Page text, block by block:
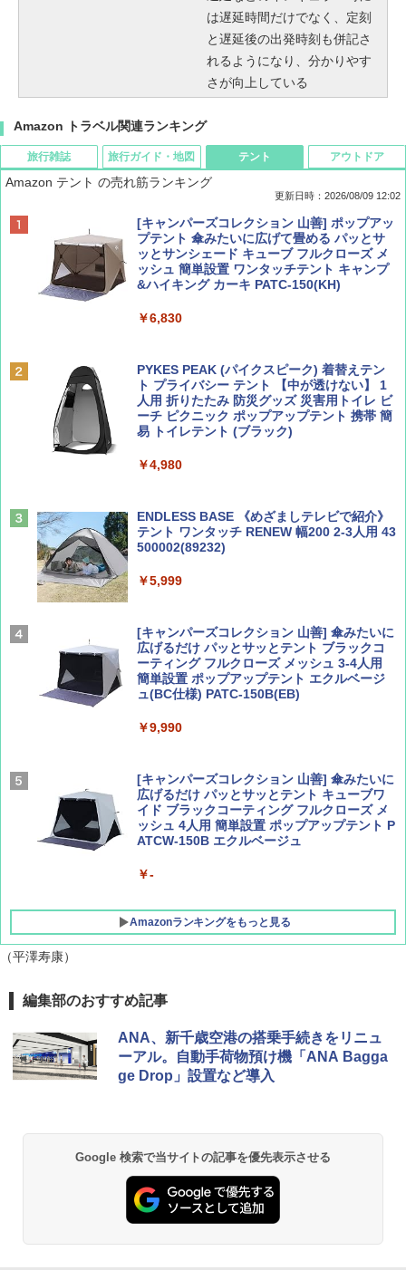
は遅延時間だけでなく、定刻
と遅延後の出発時刻も併記さ
れるようになり、分かりやす
さが向上している
Amazon トラベル関連ランキング
旅行雑誌
BE-PAL(ビ-パル) 2026年 9 月号【特別付録:
SOTO ミニマル"旅"財布 ランダム2種】
￥1,500
￥713
AIRLINE（エアライン）2026年9月号【特
集】ボーイング110周年を祝して！
￥1,760
旅行ガイド・地図
地球の歩き方 スター・ウォーズ
￥2,695
￥2,079
球の歩き方A ヨーロッパ
ァキア 2026～2027 地球の歩き方A ヨーロッ
￥2,277
新しい日本地理 地図・統計・移動から読み
解く (講談社現代新書)
￥1,540
テント
Amazon テント の売れ筋ランキング
更新日時：2026/08/09 12:02
[キャンパーズコレクション 山善] ポップアッ
プテント 傘みたいに広げて畳める パッとサ
ッとサンシェード キューブ フルクローズ メ
ッシュ 簡単設置 ワンタッチテント キャンプ
&ハイキング カーキ PATC-150(KH)
￥6,830
PYKES PEAK (パイクスピーク) 着替えテン
ト プライバシー テント 【中が透けない】 1
人用 折りたたみ 防災グッズ 災害用トイレ ビ
ーチ ピクニック ポップアップテント 携帯 簡
易 トイレテント (ブラック)
￥4,980
ENDLESS BASE 《めざましテレビで紹介》
テント ワンタッチ RENEW 幅200 2-3人用 43
500002(89232)
￥5,999
[キャンパーズコレクション 山善] 傘みたいに
広げるだけ パッとサッとテント ブラックコ
ーティング フルクローズ メッシュ 3-4人用
簡単設置 ポップアップテント エクルベージ
ュ(BC仕様) PATC-150B(EB)
￥9,990
[キャンパーズコレクション 山善] 傘みたいに
広げるだけ パッとサッとテント キューブワ
イド ブラックコーティング フルクローズ メ
ッシュ 4人用 簡単設置 ポップアップテント P
ATCW-150B エクルベージュ
￥-
Amazonランキングをもっと見る
アウトドア
GRANDOOR ステンレス保冷剤 2個セット 2
026リニューアル 急速冷凍 空間倍増 衛生的
コンパクト 保冷力長持ち
￥2,980
き
￥6,459
熊撃退スプレー 熊よけスプレー 熊スプレー
（平澤寿康）
編集部のおすすめ記事
ANA、新千歳空港の搭乗手続きをリニュ
ーアル。自動手荷物預け機「ANA Bagga
ge Drop」設置など導入
Google 検索で当サイトの記事を優先表示させる